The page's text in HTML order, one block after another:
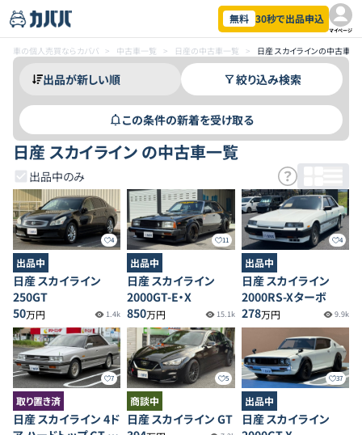
無料 30秒で出品申込
マイページ
車の個人売買ならカババ > 中古車一覧 > 日産の中古車一覧 > 日産 スカイラインの中古車一
絞り込み検索
この条件の新着を受け取る
日産 スカイライン の中古車一覧
出品中のみ
4
出品中
日産 スカイライン
250GT
50万円 1.4k
11
出品中
日産 スカイライン
2000GT-E・X
850万円 15.1k
4
出品中
日産 スカイライン
2000RS-Xターボ
278万円 9.9k
7
取り置き済
日産 スカイライン 4ド
5
商談中
日産 スカイライン GT
37
出品中
日産 スカイライン